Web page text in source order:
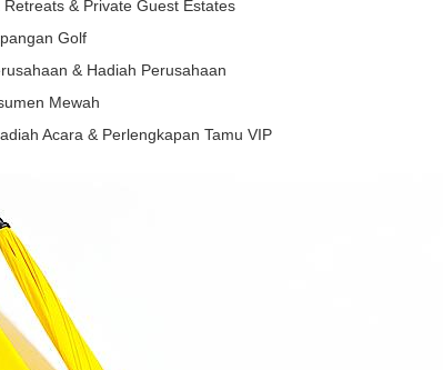
& Private Guest Estates
Golf
& Hadiah Perusahaan
Mewah
Acara & Perlengkapan Tamu VIP